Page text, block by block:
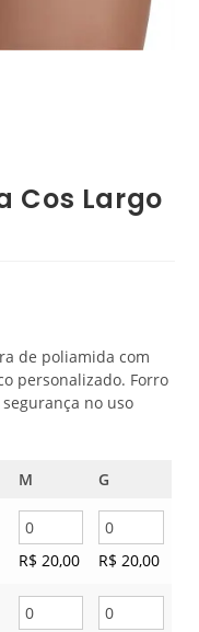
Cos Largo
de poliamida com
personalizado. Forro
no uso
M
G
R$ 20,00 R$ 20,00